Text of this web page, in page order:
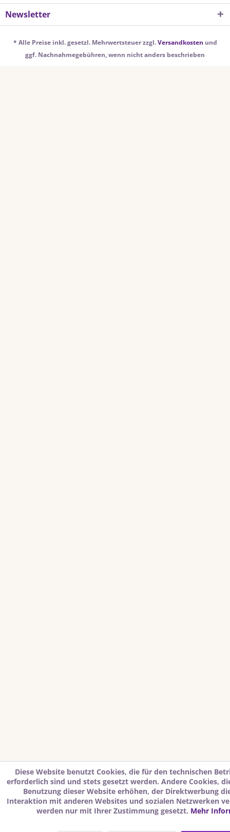
Newsletter
* Alle Preise inkl. gesetzl. Mehrwertsteuer zzgl.Versandkosten und
ggf. Nachnahmegebühren, wenn nicht anders beschrieben
Diese Website benutzt Cookies, die für den technischen
erforderlich sind und stets gesetzt werden. Andere Cookies,
Benutzung dieser Website erhöhen, der Direktwerbung
Interaktion mit anderen Websites und sozialen Netzwerken
werden nur mit Ihrer Zustimmung gesetzt. Mehr